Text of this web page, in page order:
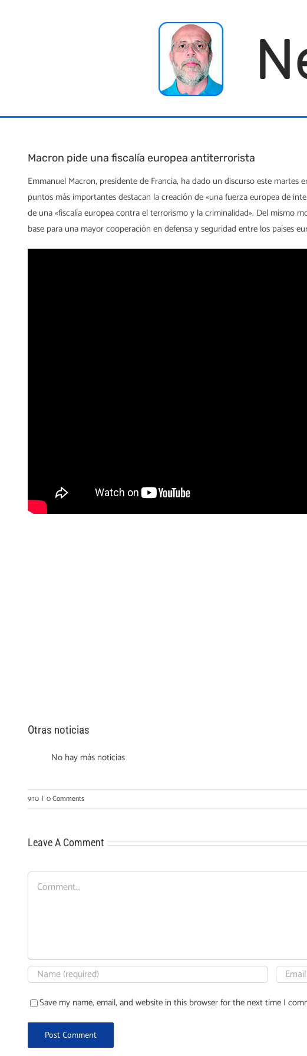
Macron pide una fiscalía europea antiterrorista
Emmanuel Macron, presidente de Francia, ha dado un discurso este
puntos más importantes destacan la creación de «una fuerza europea de
de una «fiscalía europea contra el terrorismo y la criminalidad». Del mismo
base para una mayor cooperación en defensa y seguridad entre los países
Otras noticias
No hay más noticias
9:10 | 0 Comments
Leave A Comment
Comment
Save my name, email, and website in this browser for the next time I